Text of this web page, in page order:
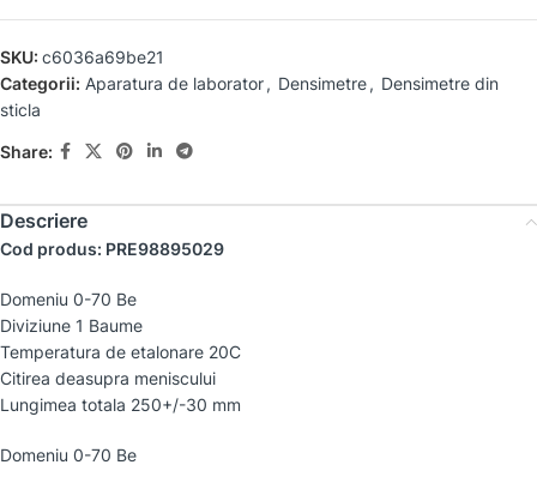
SKU: c6036a69be21
Categorii: Aparatura de laborator, Densimetre, Densimetre din
sticla
Share:
Descriere
Cod produs: PRE98895029
Domeniu 0-70 Be
Diviziune 1 Baume
Temperatura de etalonare 20C
Citirea deasupra meniscului
Lungimea totala 250+/-30 mm
Domeniu 0-70 Be